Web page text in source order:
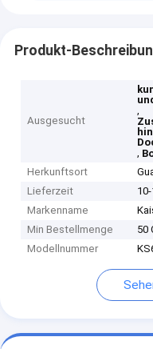
Produkt-
Ausgesucht
,
,
Herkunftsort
Lieferzeit
Markenname
Min Bestellmenge
50
Modellnummer